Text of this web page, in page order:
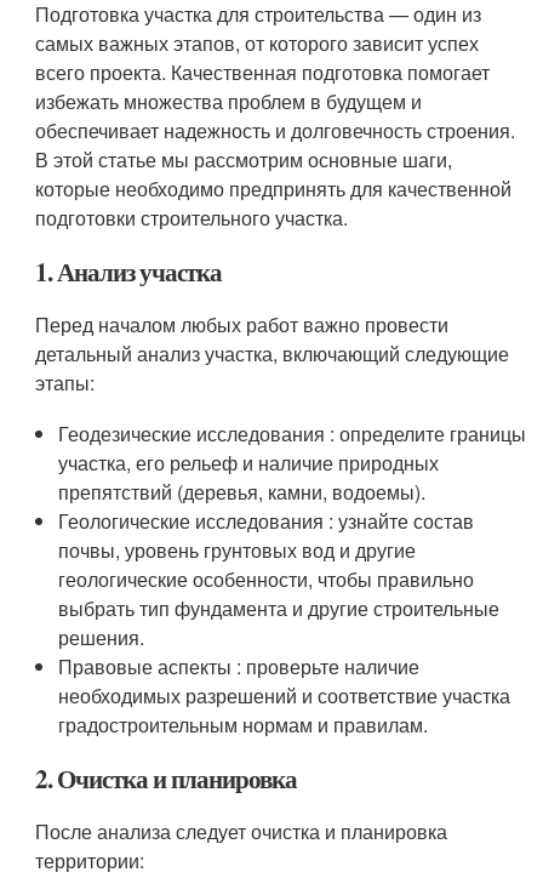
Подготовка участка для строительства — один из
самых важных этапов, от которого зависит успех
всего проекта. Качественная подготовка помогает
избежать множества проблем в будущем и
обеспечивает надежность и долговечность строения.
В этой статье мы рассмотрим основные шаги,
которые необходимо предпринять для качественной
подготовки строительного участка.
1. Анализ участка
Перед началом любых работ важно провести
детальный анализ участка, включающий следующие
этапы:
Геодезические исследования : определите границы
участка, его рельеф и наличие природных
препятствий (деревья, камни, водоемы).
Геологические исследования : узнайте состав
почвы, уровень грунтовых вод и другие
геологические особенности, чтобы правильно
выбрать тип фундамента и другие строительные
решения.
Правовые аспекты : проверьте наличие
необходимых разрешений и соответствие участка
градостроительным нормам и правилам.
2. Очистка и планировка
После анализа следует очистка и планировка
территории: